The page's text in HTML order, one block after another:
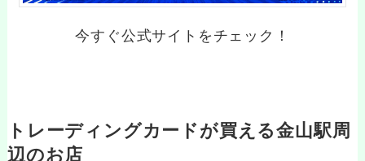
今すぐ公式サイトをチェック！
トレーディングカードが買える金山駅周
辺のお店